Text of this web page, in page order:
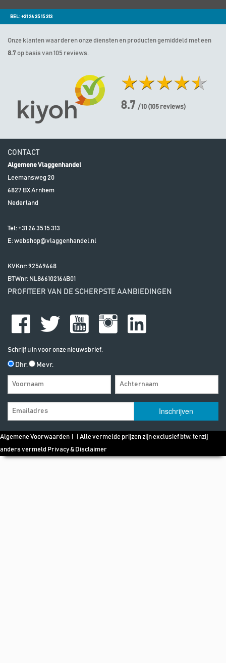
BEL: +31 26 35 15 313
Onze klanten waarderen onze diensten en producten gemiddeld met een
8.7 op basis van 105 reviews.
8.7 / 10 (105 reviews)
CONTACT
Algemene Vlaggenhandel
Leemansweg 20
6827 BXArnhem
Nederland
Tel: +31 26 35 15 313
E:webshop@vlaggenhandel.nl
KVKnr: 92569668
BTWnr: NL866102164B01
PROFITEER VAN DE SCHERPSTE AANBIEDINGEN
Schrijf u in voor onze nieuwsbrief.
Dhr. Mevr.
Algemene Voorwaarden | | Alle vermelde prijzen zijn exclusief btw, tenzij
anders vermeld Privacy & Disclaimer